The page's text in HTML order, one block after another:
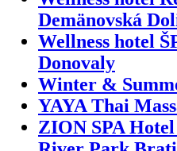
Demänovská
Wellness hotel
Donovaly
Winter &
YAYA Thai
ZION SPA